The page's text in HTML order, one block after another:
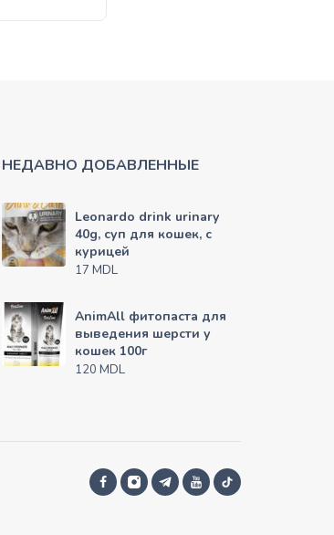
НЕДАВНО ДОБАВЛЕННЫЕ
Leonardo drink urinary
40g, суп для кошек, с
курицей
17 MDL
AnimAll фитопаста для
выведения шерсти у
кошек 100г
120 MDL